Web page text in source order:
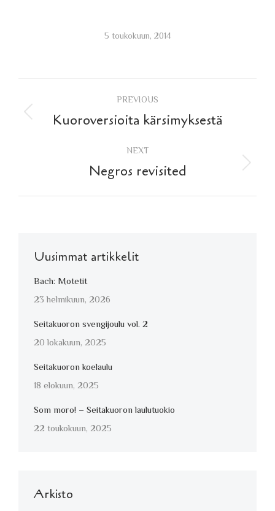
5 toukokuun, 2014
Post
navigation
PREVIOUS
Previous
Kuoroversioita kärsimyksestä
NEXT
Next
Negros revisited
Uusimmat artikkelit
Bach: Motetit
23 helmikuun, 2026
Seitakuoron svengijoulu vol. 2
20 lokakuun, 2025
Seitakuoron koelaulu
18 elokuun, 2025
Som moro! – Seitakuoron laulutuokio
22 toukokuun, 2025
Arkisto